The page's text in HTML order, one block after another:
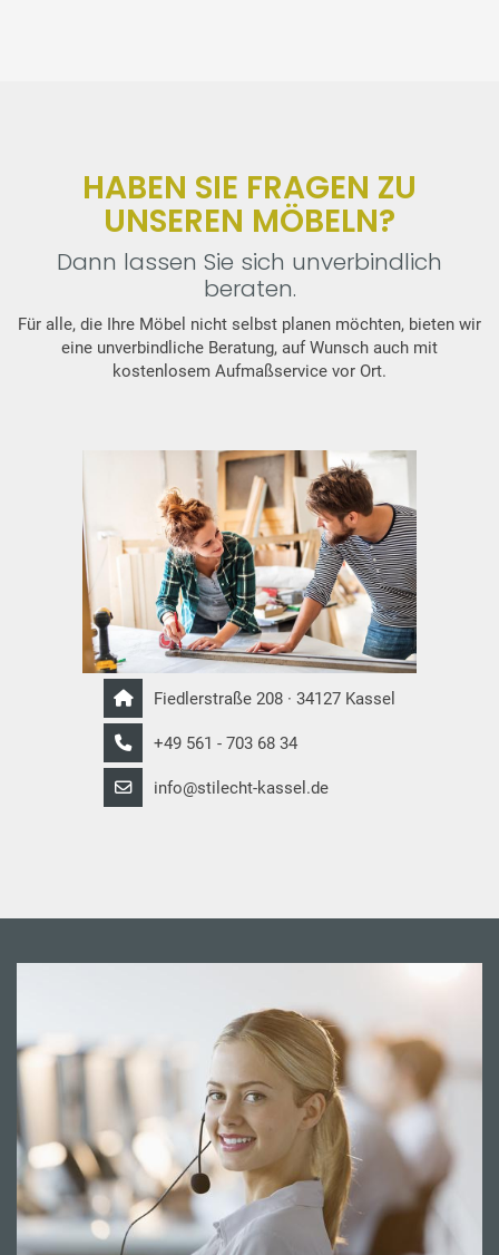
HABEN SIE FRAGEN ZU
UNSEREN MÖBELN?
Dann lassen Sie sich unverbindlich
beraten.
Für alle, die Ihre Möbel nicht selbst planen möchten, bieten wir
eine unverbindliche Beratung, auf Wunsch auch mit
kostenlosem Aufmaßservice vor Ort.
Fiedlerstraße 208 · 34127 Kassel
+49 561 - 703 68 34
info@stilecht-kassel.de